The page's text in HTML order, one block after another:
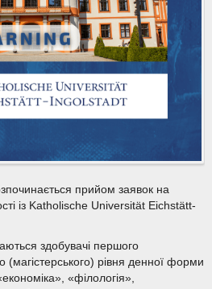
прийом заявок на
із Katholische Universität Eichstätt-
здобувачі першого
(магістерського) рівня денної форми
«філологія»,